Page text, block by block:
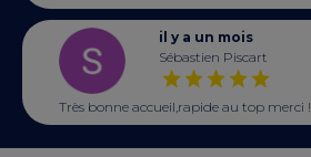
il y a un mois
Sébastien Piscart
Très bonne accueil,rapide au top merci !